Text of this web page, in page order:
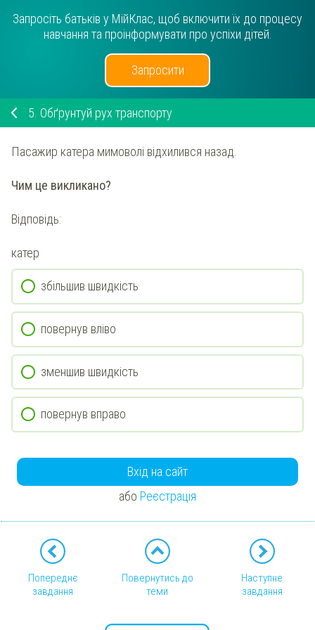
Запросіть батьків у МійКлас, щоб включити їх до процесу
навчання та проінформувати про успіхи дітей.
Запросити
5. Обґрунтуй рух транспорту
Пасажир катера мимоволі відхилився назад.
Чим це викликано?
Відповідь:
катер
збільшив швидкість
повернув вліво
зменшив швидкість
повернув вправо
Вхід на сайт
або Реєстрація
Попереднє
завдання
Повернутись до
теми
Наступне
завдання